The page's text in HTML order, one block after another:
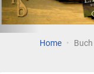
Home Buch